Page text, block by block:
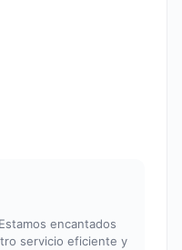
encantados
servicio eficiente y